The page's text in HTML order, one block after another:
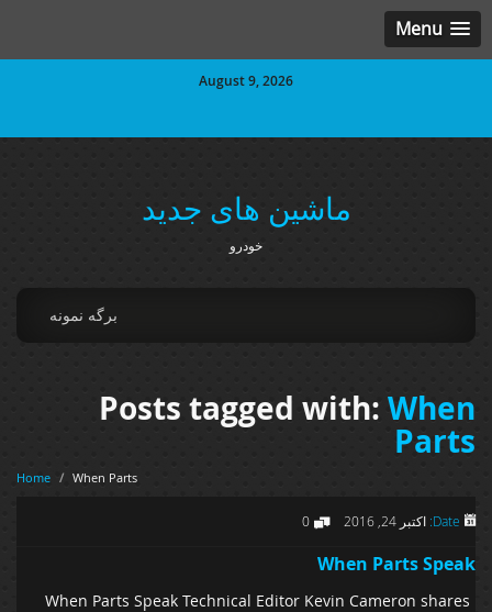
Menu
August 9, 2026
ماشین های جدید
خودرو
برگه نمونه
Posts tagged with:When
Parts
Home / When Parts
Date: اکتبر 24, 2016 0
When Parts Speak
When Parts Speak Technical Editor Kevin Cameron shares